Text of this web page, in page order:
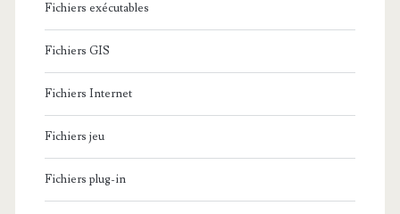
Fichiers exécutables
Fichiers GIS
Fichiers Internet
Fichiers jeu
Fichiers plug-in